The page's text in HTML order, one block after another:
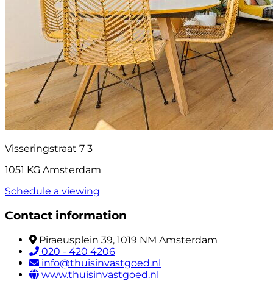
Visseringstraat 7 3
1051 KG Amsterdam
Schedule a viewing
Contact information
Piraeusplein 39, 1019 NM Amsterdam
020 - 420 4206
info@thuisinvastgoed.nl
www.thuisinvastgoed.nl